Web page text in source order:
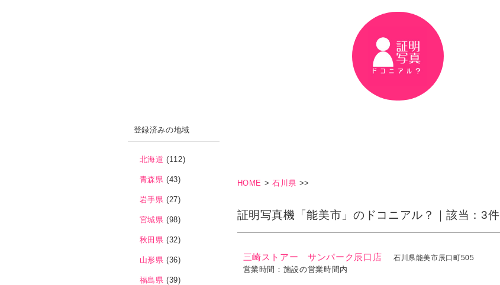
HOME >石川県 >>
証明写真機「能美市」のドコニアル？｜該当：3件
三崎ストアー サンパーク辰口店 石川県能美市辰口町505
営業時間：施設の営業時間内
登録済みの地域
北海道 (112)
青森県 (43)
岩手県 (27)
宮城県 (98)
秋田県 (32)
山形県 (36)
福島県 (39)